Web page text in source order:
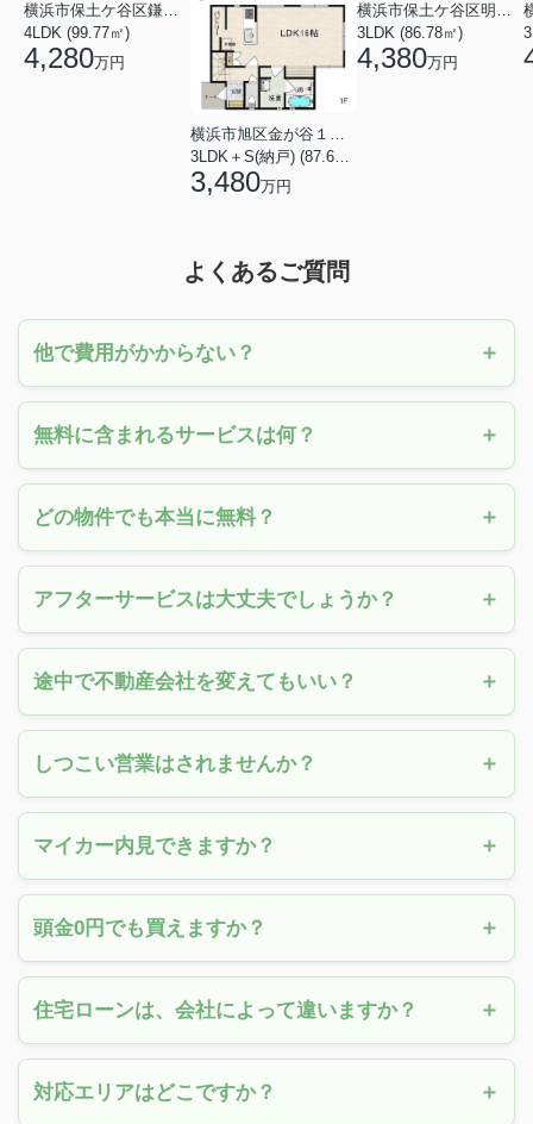
横浜市保土ケ谷区鎌谷町
4LDK (99.77㎡)
4,280万円
横浜市旭区金が谷１丁目
3LDK＋S(納戸) (87.61㎡)
3,480万円
横浜市保土ケ谷区明神台
3LDK (86.78㎡)
4,380万円
よくあるご質問
他で費用がかからない？
無料に含まれるサービスは何？
どの物件でも本当に無料？
アフターサービスは大丈夫でしょうか？
途中で不動産会社を変えてもいい？
しつこい営業はされませんか？
マイカー内見できますか？
頭金0円でも買えますか？
住宅ローンは、会社によって違いますか？
対応エリアはどこですか？